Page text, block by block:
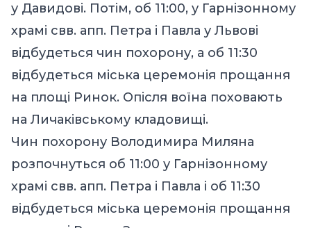
у Давидові. Потім, об 11:00, у Гарнізонному
храмі свв. апп. Петра і Павла у Львові
відбудеться чин похорону, а об 11:30
відбудеться міська церемонія прощання
на площі Ринок. Опісля воїна поховають
на Личаківському кладовищі.
Чин похорону Володимира Миляна
розпочнуться об 11:00 у Гарнізонному
храмі свв. апп. Петра і Павла і об 11:30
відбудеться міська церемонія прощання